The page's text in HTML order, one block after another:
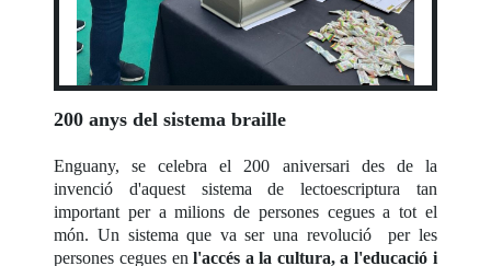
200 anys del sistema braille
Enguany, se celebra el 200 aniversari des de la
invenció d'aquest sistema de lectoescriptura tan
important per a milions de persones cegues a tot el
món. Un sistema que va ser una revolució per les
persones cegues en l'accés a la cultura, a l'educació i